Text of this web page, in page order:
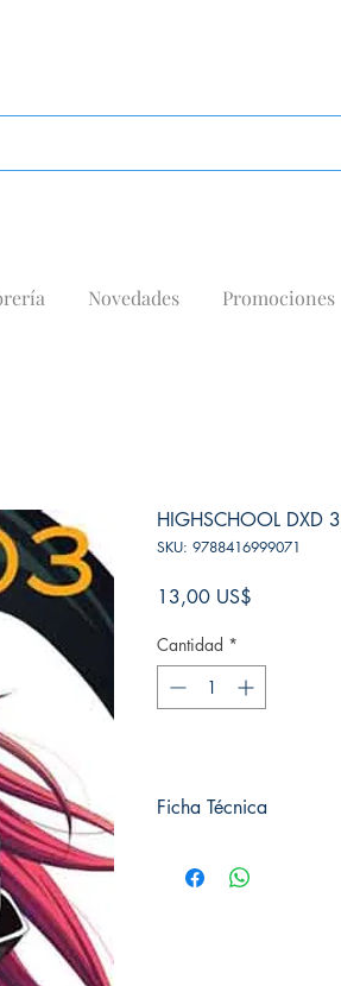
Novedades Promociones
HIGHSCHOOL DXD 3
SKU: 9788416999071
13,00 US$
Cantidad *
Ficha Técnica
Editorial: IVREA